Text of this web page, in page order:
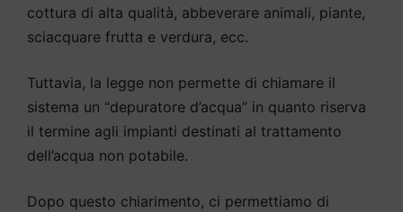
cottura di alta qualità, abbeverare animali, piante,
sciacquare frutta e verdura, ecc.
Tuttavia, la legge non permette di chiamare il
sistema un “depuratore d’acqua” in quanto riserva
il termine agli impianti destinati al trattamento
dell’acqua non potabile.
Dopo questo chiarimento, ci permettiamo di